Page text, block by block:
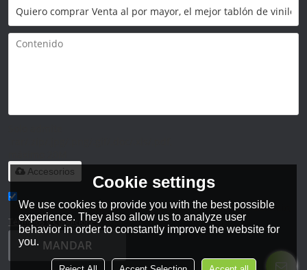
Accesorios
He leido y acepto los Términos y Condiciones de este servicio,
Términos y Condiciones
MANDAR
Cookie settings
We use cookies to provide you with the best possible
experience. They also allow us to analyze user
behavior in order to constantly improve the website for
you.